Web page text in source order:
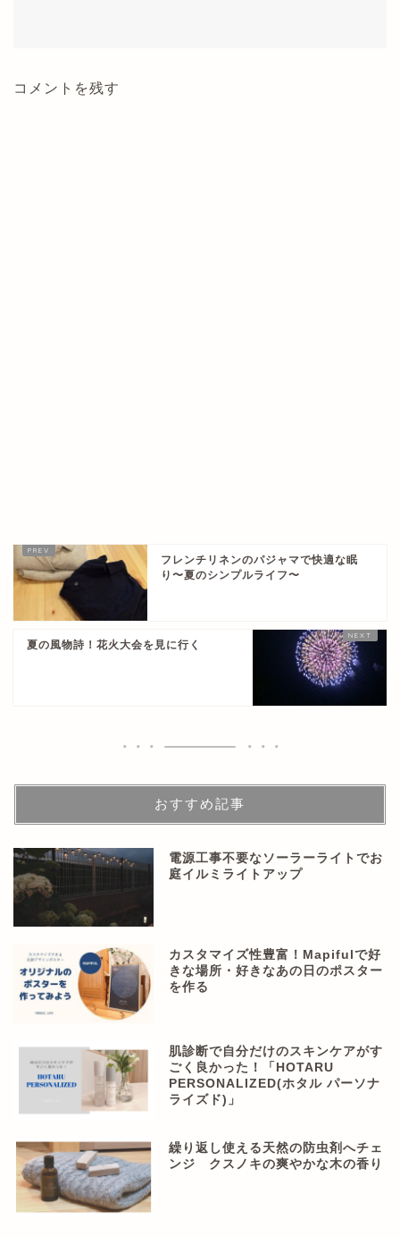
コメントを残す
フレンチリネンのパジャマで快適な眠
り〜夏のシンプルライフ〜
夏の風物詩！花火大会を見に行く
おすすめ記事
電源工事不要なソーラーライトでお
庭イルミライトアップ
カスタマイズ性豊富！Mapifulで好
きな場所・好きなあの日のポスター
を作る
肌診断で自分だけのスキンケアがす
ごく良かった！「HOTARU
PERSONALIZED(ホタル パーソナ
ライズド)」
繰り返し使える天然の防虫剤へチェ
ンジ クスノキの爽やかな木の香り